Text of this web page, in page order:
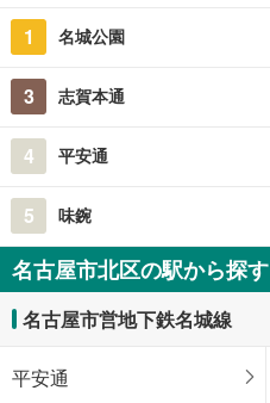
1 名城公園
3 志賀本通
4 平安通
5 味鋺
名古屋市北区の駅から探す
名古屋市営地下鉄名城線
平安通